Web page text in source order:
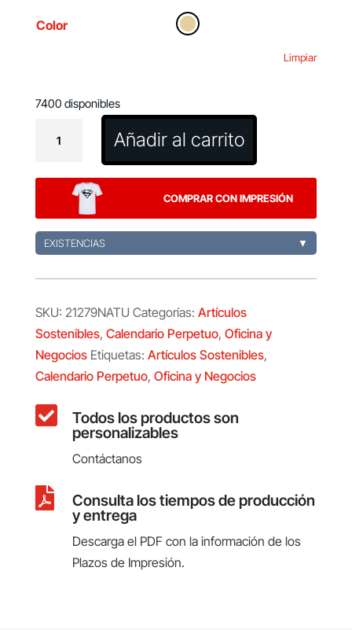
Color
Limpiar
7400 disponibles
Perpetuo
cantidad
Añadir al carrito
COMPRAR CON IMPRESIÓN
EXISTENCIAS ▼
SKU: 21279NATU Categorías: Artículos
Sostenibles, Calendario Perpetuo, Oficina y
Negocios Etiquetas: Artículos Sostenibles,
Calendario Perpetuo, Oficina y Negocios
 Todos los productos son
personalizables
Contáctanos
 Consulta los tiempos de producción
y entrega
Descarga el PDF con la información de los
Plazos de Impresión.